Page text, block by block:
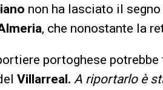
non ha lasciato il
, che nonostante la
portoghese
Villarreal. A riportarlo è